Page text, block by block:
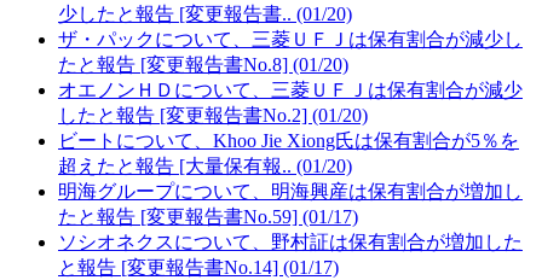
少したと報告 [変更報告書.. (01/20)
ザ・パックについて、三菱ＵＦＪは保有割合が減少し
たと報告 [変更報告書No.8] (01/20)
オエノンＨＤについて、三菱ＵＦＪは保有割合が減少
したと報告 [変更報告書No.2] (01/20)
ビートについて、Khoo Jie Xiong氏は保有割合が5％を
超えたと報告 [大量保有報.. (01/20)
明海グループについて、明海興産は保有割合が増加し
たと報告 [変更報告書No.59] (01/17)
ソシオネクスについて、野村証は保有割合が増加した
と報告 [変更報告書No.14] (01/17)